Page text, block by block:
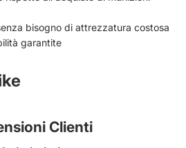
bisogno di attrezzatura costosa
garantite
Clienti